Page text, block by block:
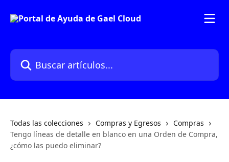
Buscar artículos...
Todas las colecciones Compras y Egresos
Compras
Tengo líneas de detalle en blanco en una Orden de Compra,
¿cómo las puedo eliminar?